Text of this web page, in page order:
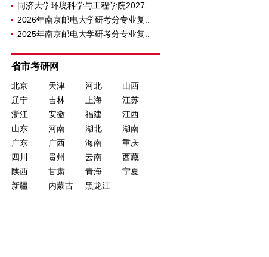
同济大学环境科学与工程学院2027..
2026年南京邮电大学研考分专业复..
2025年南京邮电大学研考分专业复..
省市考研网
北京 天津 河北
山西
辽宁
吉林 上海
江苏
浙江
安徽 福建
江西
山东
河南 湖北
湖南
广东
广西 海南
重庆
四川
贵州 云南
西藏
陕西
甘肃 青海
宁夏
新疆
内蒙古 黑龙江